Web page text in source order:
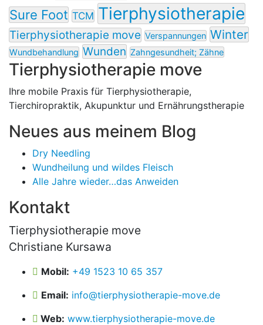
Sure Foot TCM Tierphysiotherapie
Tierphysiotherapie move Verspannungen Winter
Wundbehandlung Wunden Zahngesundheit; Zähne
Tierphysiotherapie move
Ihre mobile Praxis für Tierphysiotherapie,
Tierchiropraktik, Akupunktur und Ernährungstherapie
Neues aus meinem Blog
Dry Needling
Wundheilung und wildes Fleisch
Alle Jahre wieder…das Anweiden
Kontakt
Tierphysiotherapie move
Christiane Kursawa
Mobil: +49 1523 10 65 357
Email: info@tierphysiotherapie-move.de
Web: www.tierphysiotherapie-move.de